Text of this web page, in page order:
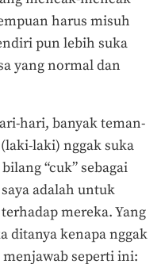
harus misuh
pun lebih suka
yang normal dan
hari, banyak teman-
laki) nggak suka
“cuk” sebagai
adalah untuk
mereka. Yang
ditanya kenapa nggak
seperti ini: